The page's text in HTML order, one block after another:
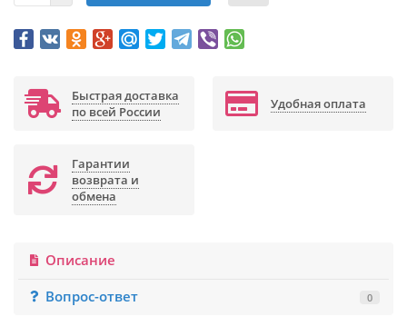
Быстрая доставка
по всей России
Удобная оплата
Гарантии
возврата и
обмена
Описание
Вопрос-ответ
0